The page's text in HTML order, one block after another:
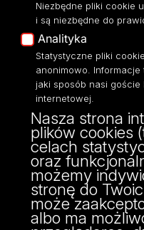
Eksperci UŁ
Polityka Prywatności
Dostępność
ul. Pomorska 171/173
90-236 Łódź
tel: 42/665 51 06
fax: 42/665 52 54
Niezbędne pliki cookie
i są niezbędne do
Analityka
Statystyczne pliki
anonimowo.
jaki sposób nasi
internetowej.
Nasza strona
plików cookies
celach
oraz
możemy
stronę do
może
albo ma